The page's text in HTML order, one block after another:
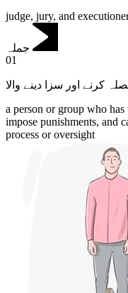
judge, jury, and
جملہ
01
کرنے اور سزا دینے والا
a person or group who
impose punishments, and
process or oversight